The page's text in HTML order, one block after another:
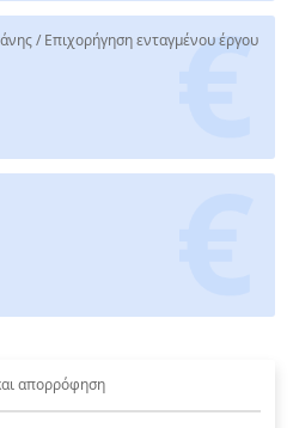
/ Επιχορήγηση ενταγμένου έργου
απορρόφηση